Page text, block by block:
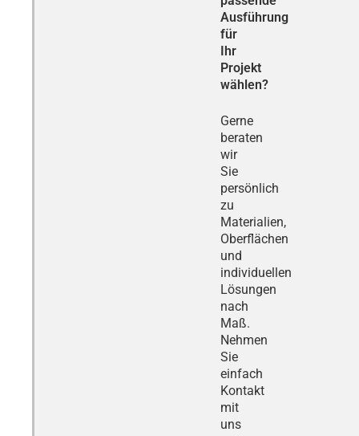
Ausführung
für
Ihr
Projekt
wählen?
Gerne
beraten
wir
Sie
persönlich
zu
Materialien,
Oberflächen
und
individuellen
Lösungen
nach
Maß.
Nehmen
Sie
einfach
Kontakt
mit
uns